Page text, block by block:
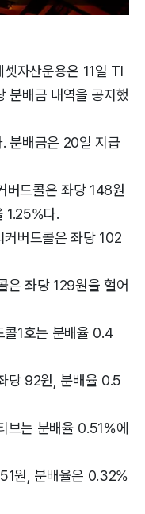
자산운용은 11일 TI
분배금 내역을 공지했
분배금은 20일 지급
버드콜은 좌당 148원
1.25%다.
커버드콜은 좌당 102
은 좌당 129원을 헐어
콜1호는 분배율 0.4
당 92원, 분배율 0.5
브는 분배율 0.51%에
원, 분배율은 0.32%